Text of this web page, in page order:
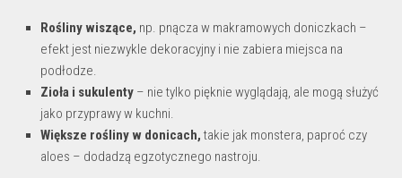
Rośliny wiszące, np. pnącza w makramowych doniczkach –
efekt jest niezwykle dekoracyjny i nie zabiera miejsca na
podłodze.
Zioła i sukulenty – nie tylko pięknie wyglądają, ale mogą służyć
jako przyprawy w kuchni.
Większe rośliny w donicach, takie jak monstera, paproć czy
aloes – dodadzą egzotycznego nastroju.